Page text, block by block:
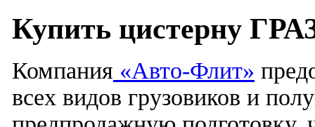
Купить цистерну
Компания «Авто-Флит»
всех видов грузовиков и